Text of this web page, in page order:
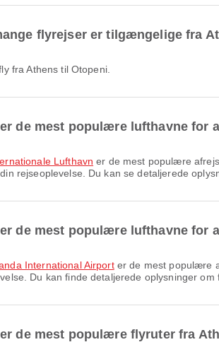
flyrejser er tilgængelige fra
fly fra Athens til Otopeni.
de mest populære lufthavne for
Lufthavn er de mest populære
rejseoplevelse. Du kan se detaljerede
de mest populære lufthavne for
International Airporter de mest populære
Du kan finde detaljerede oplysninger
de mest populære flyruter fra